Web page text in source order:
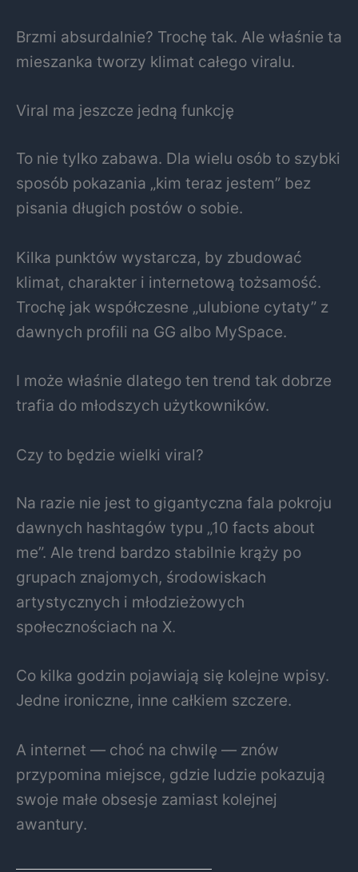
Brzmi absurdalnie? Trochę tak. Ale właśnie ta
mieszanka tworzy klimat całego viralu.
Viral ma jeszcze jedną funkcję
To nie tylko zabawa. Dla wielu osób to szybki
sposób pokazania „kim teraz jestem” bez
pisania długich postów o sobie.
Kilka punktów wystarcza, by zbudować
klimat, charakter i internetową tożsamość.
Trochę jak współczesne „ulubione cytaty” z
dawnych profili na GG albo MySpace.
I może właśnie dlatego ten trend tak dobrze
trafia do młodszych użytkowników.
Czy to będzie wielki viral?
Na razie nie jest to gigantyczna fala pokroju
dawnych hashtagów typu „10 facts about
me”. Ale trend bardzo stabilnie krąży po
grupach znajomych, środowiskach
artystycznych i młodzieżowych
społecznościach na X.
Co kilka godzin pojawiają się kolejne wpisy.
Jedne ironiczne, inne całkiem szczere.
A internet — choć na chwilę — znów
przypomina miejsce, gdzie ludzie pokazują
swoje małe obsesje zamiast kolejnej
awantury.